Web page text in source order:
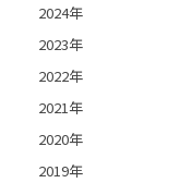
2024年
2023年
2022年
2021年
2020年
2019年